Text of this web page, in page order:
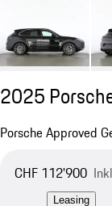
2025
Porsche Approved
CHF 112'900
Leasing